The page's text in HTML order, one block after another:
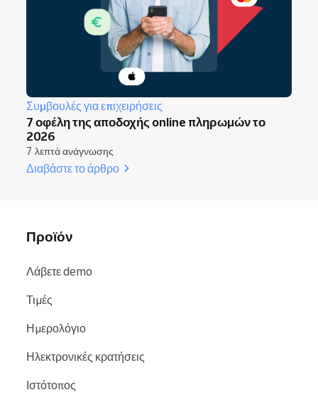
Συμβουλές για επιχειρήσεις
7 οφέλη της αποδοχής online πληρωμών το
2026
7 λεπτά ανάγνωσης
Διαβάστε το άρθρο
Προϊόν
Λάβετε demo
Τιμές
Ημερολόγιο
Ηλεκτρονικές κρατήσεις
Ιστότοπος